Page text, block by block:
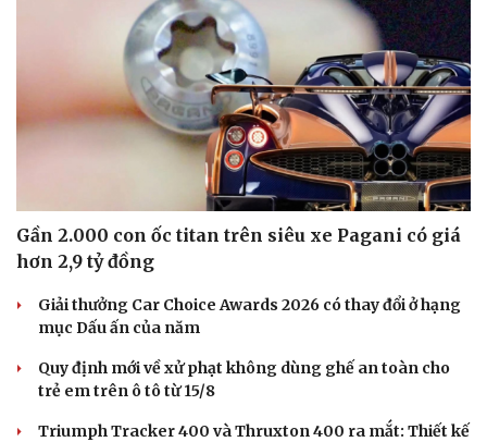
Cải chính
Gần 2.000 con ốc titan trên siêu xe Pagani có giá
hơn 2,9 tỷ đồng
Giải thưởng Car Choice Awards 2026 có thay đổi ở hạng
mục Dấu ấn của năm
Quy định mới về xử phạt không dùng ghế an toàn cho
trẻ em trên ô tô từ 15/8
Triumph Tracker 400 và Thruxton 400 ra mắt: Thiết kế